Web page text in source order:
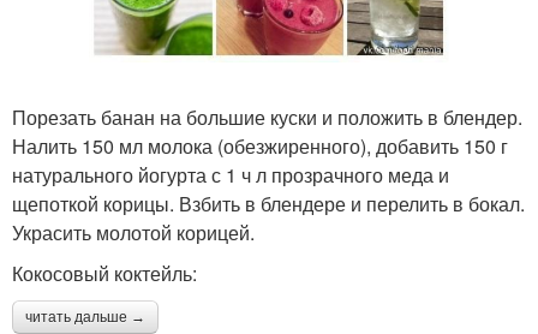
Порезать банан на большие куски и положить в блендер.
Налить 150 мл молока (обезжиренного), добавить 150 г
натурального йогурта с 1 ч л прозрачного меда и
щепоткой корицы. Взбить в блендере и перелить в бокал.
Украсить молотой корицей.
Кокосовый коктейль:
читать дальше →